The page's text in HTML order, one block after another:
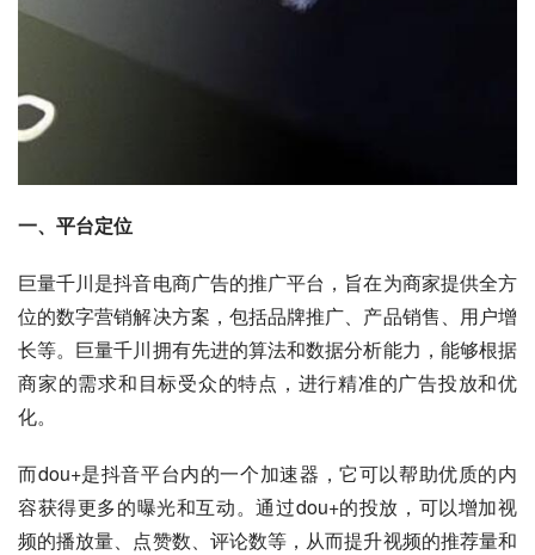
一、平台定位
巨量千川是抖音电商广告的推广平台，旨在为商家提供全方
位的数字营销解决方案，包括品牌推广、产品销售、用户增
长等。巨量千川拥有先进的算法和数据分析能力，能够根据
商家的需求和目标受众的特点，进行精准的广告投放和优
化。
而dou+是抖音平台内的一个加速器，它可以帮助优质的内
容获得更多的曝光和互动。通过dou+的投放，可以增加视
频的播放量、点赞数、评论数等，从而提升视频的推荐量和